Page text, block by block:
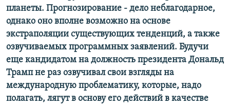
планеты. Прогнозирование - дело неблагодарное,
однако оно вполне возможно на основе
экстраполяции существующих тенденций, а также
озвучиваемых программных заявлений. Будучи
еще кандидатом на должность президента Дональд
Трамп не раз озвучивал свои взгляды на
международную проблематику, которые, надо
полагать, лягут в основу его действий в качестве